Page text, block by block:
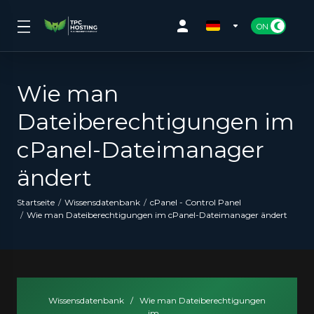
Wie man
Dateiberechtigungen im
cPanel-Dateimanager
ändert
Startseite Wissensdatenbank
cPanel - Control Panel
Wie man Dateiberechtigungen im cPanel-Dateimanager ändert
Wissensdatenbank /
Wie man Dateiberechtigungen